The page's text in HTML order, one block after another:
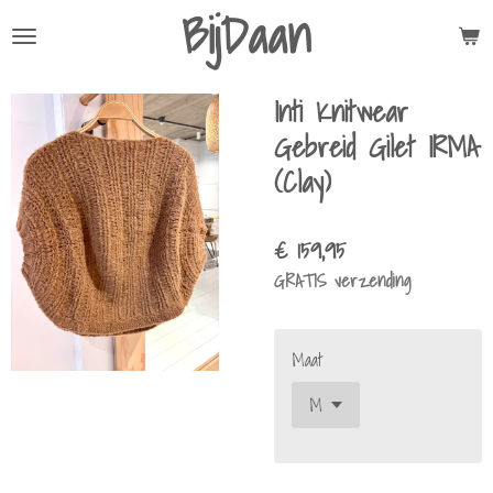
direct
hoofdinhoud
BijDaan
Inti Knitwear
Gebreid Gilet IRMA
(Clay)
€ 159,95
GRATIS verzending
Maat